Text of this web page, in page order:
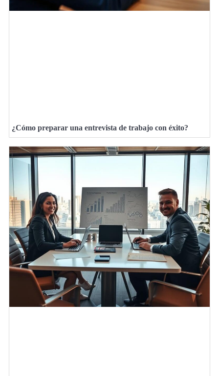
¿Cómo preparar una entrevista de trabajo con éxito?